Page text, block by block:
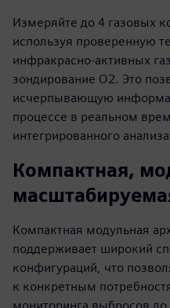
Измеряйте до 4 газовых
используя проверенную
инфракрасно-активных
зондирование O2. Это
исчерпывающую
процессе в реальном
интегрированного
Компактная,
Компактная модульная
поддерживает широкий
конфигураций, что
к конкретным